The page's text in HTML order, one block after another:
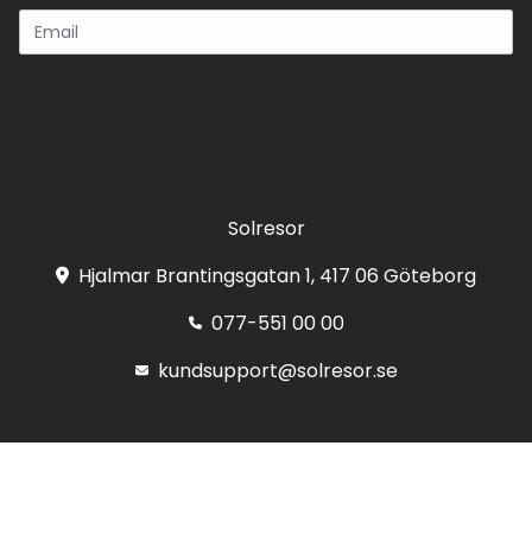
Solresor
Hjalmar Brantingsgatan 1, 417 06 Göteborg
077-551 00 00
kundsupport@solresor.se